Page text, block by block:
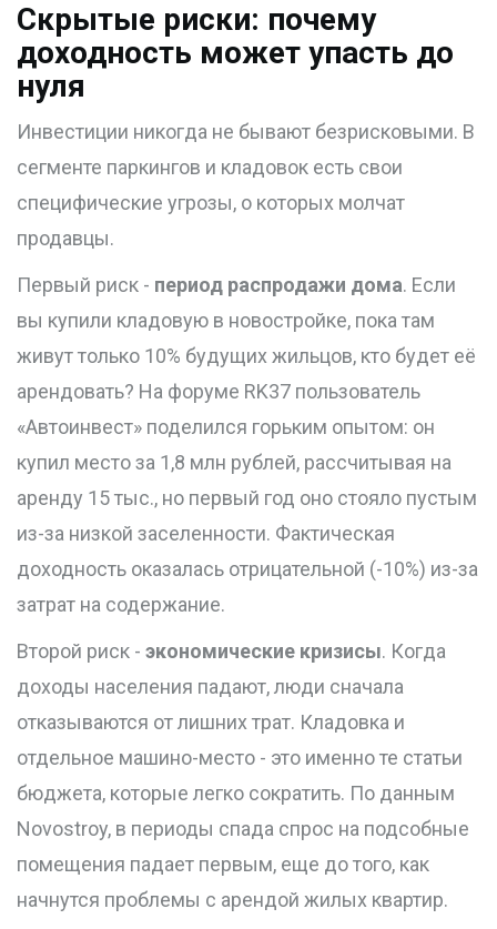
Скрытые риски: почему
доходность может упасть до
нуля
Инвестиции никогда не бывают безрисковыми. В
сегменте паркингов и кладовок есть свои
специфические угрозы, о которых молчат
продавцы.
Первый риск - период распродажи дома. Если
вы купили кладовую в новостройке, пока там
живут только 10% будущих жильцов, кто будет её
арендовать? На форуме RK37 пользователь
«Автоинвест» поделился горьким опытом: он
купил место за 1,8 млн рублей, рассчитывая на
аренду 15 тыс., но первый год оно стояло пустым
из-за низкой заселенности. Фактическая
доходность оказалась отрицательной (-10%) из-за
затрат на содержание.
Второй риск - экономические кризисы. Когда
доходы населения падают, люди сначала
отказываются от лишних трат. Кладовка и
отдельное машино-место - это именно те статьи
бюджета, которые легко сократить. По данным
Novostroy, в периоды спада спрос на подсобные
помещения падает первым, еще до того, как
начнутся проблемы с арендой жилых квартир.